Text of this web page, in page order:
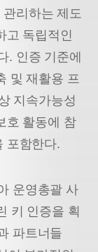
리하는 제도
고 독립적인
. 인증 기준에
및 재활용 프
지속가능성
호 활동에 참
포함한다.
운영총괄 사
키 인증을 획
파트너들